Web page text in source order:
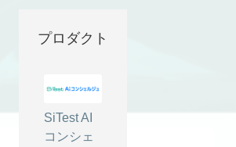
プロダクト
SiTest AI
コンシェ